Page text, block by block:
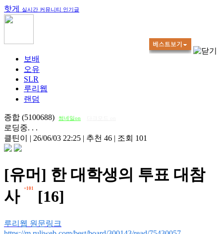
핫게 실시간 커뮤니티 인기글
보배
오유
SLR
루리웹
랜덤
종합 (5100688) 썸네일on
로딩중. . .
클틴이 | 26/06/03 22:25 | 추천 46 | 조회 101
[유머] 한 대학생의 투표 대참
사
+101 [16]
루리웹 원문링크